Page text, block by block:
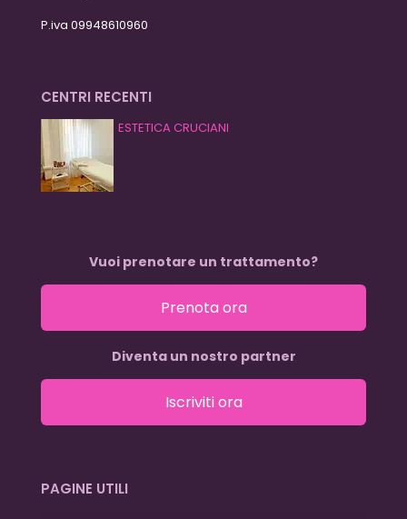
P.iva 09948610960
CENTRI RECENTI
ESTETICA CRUCIANI
Vuoi prenotare un trattamento?
Prenota ora
Diventa un nostro partner
Iscriviti ora
PAGINE UTILI